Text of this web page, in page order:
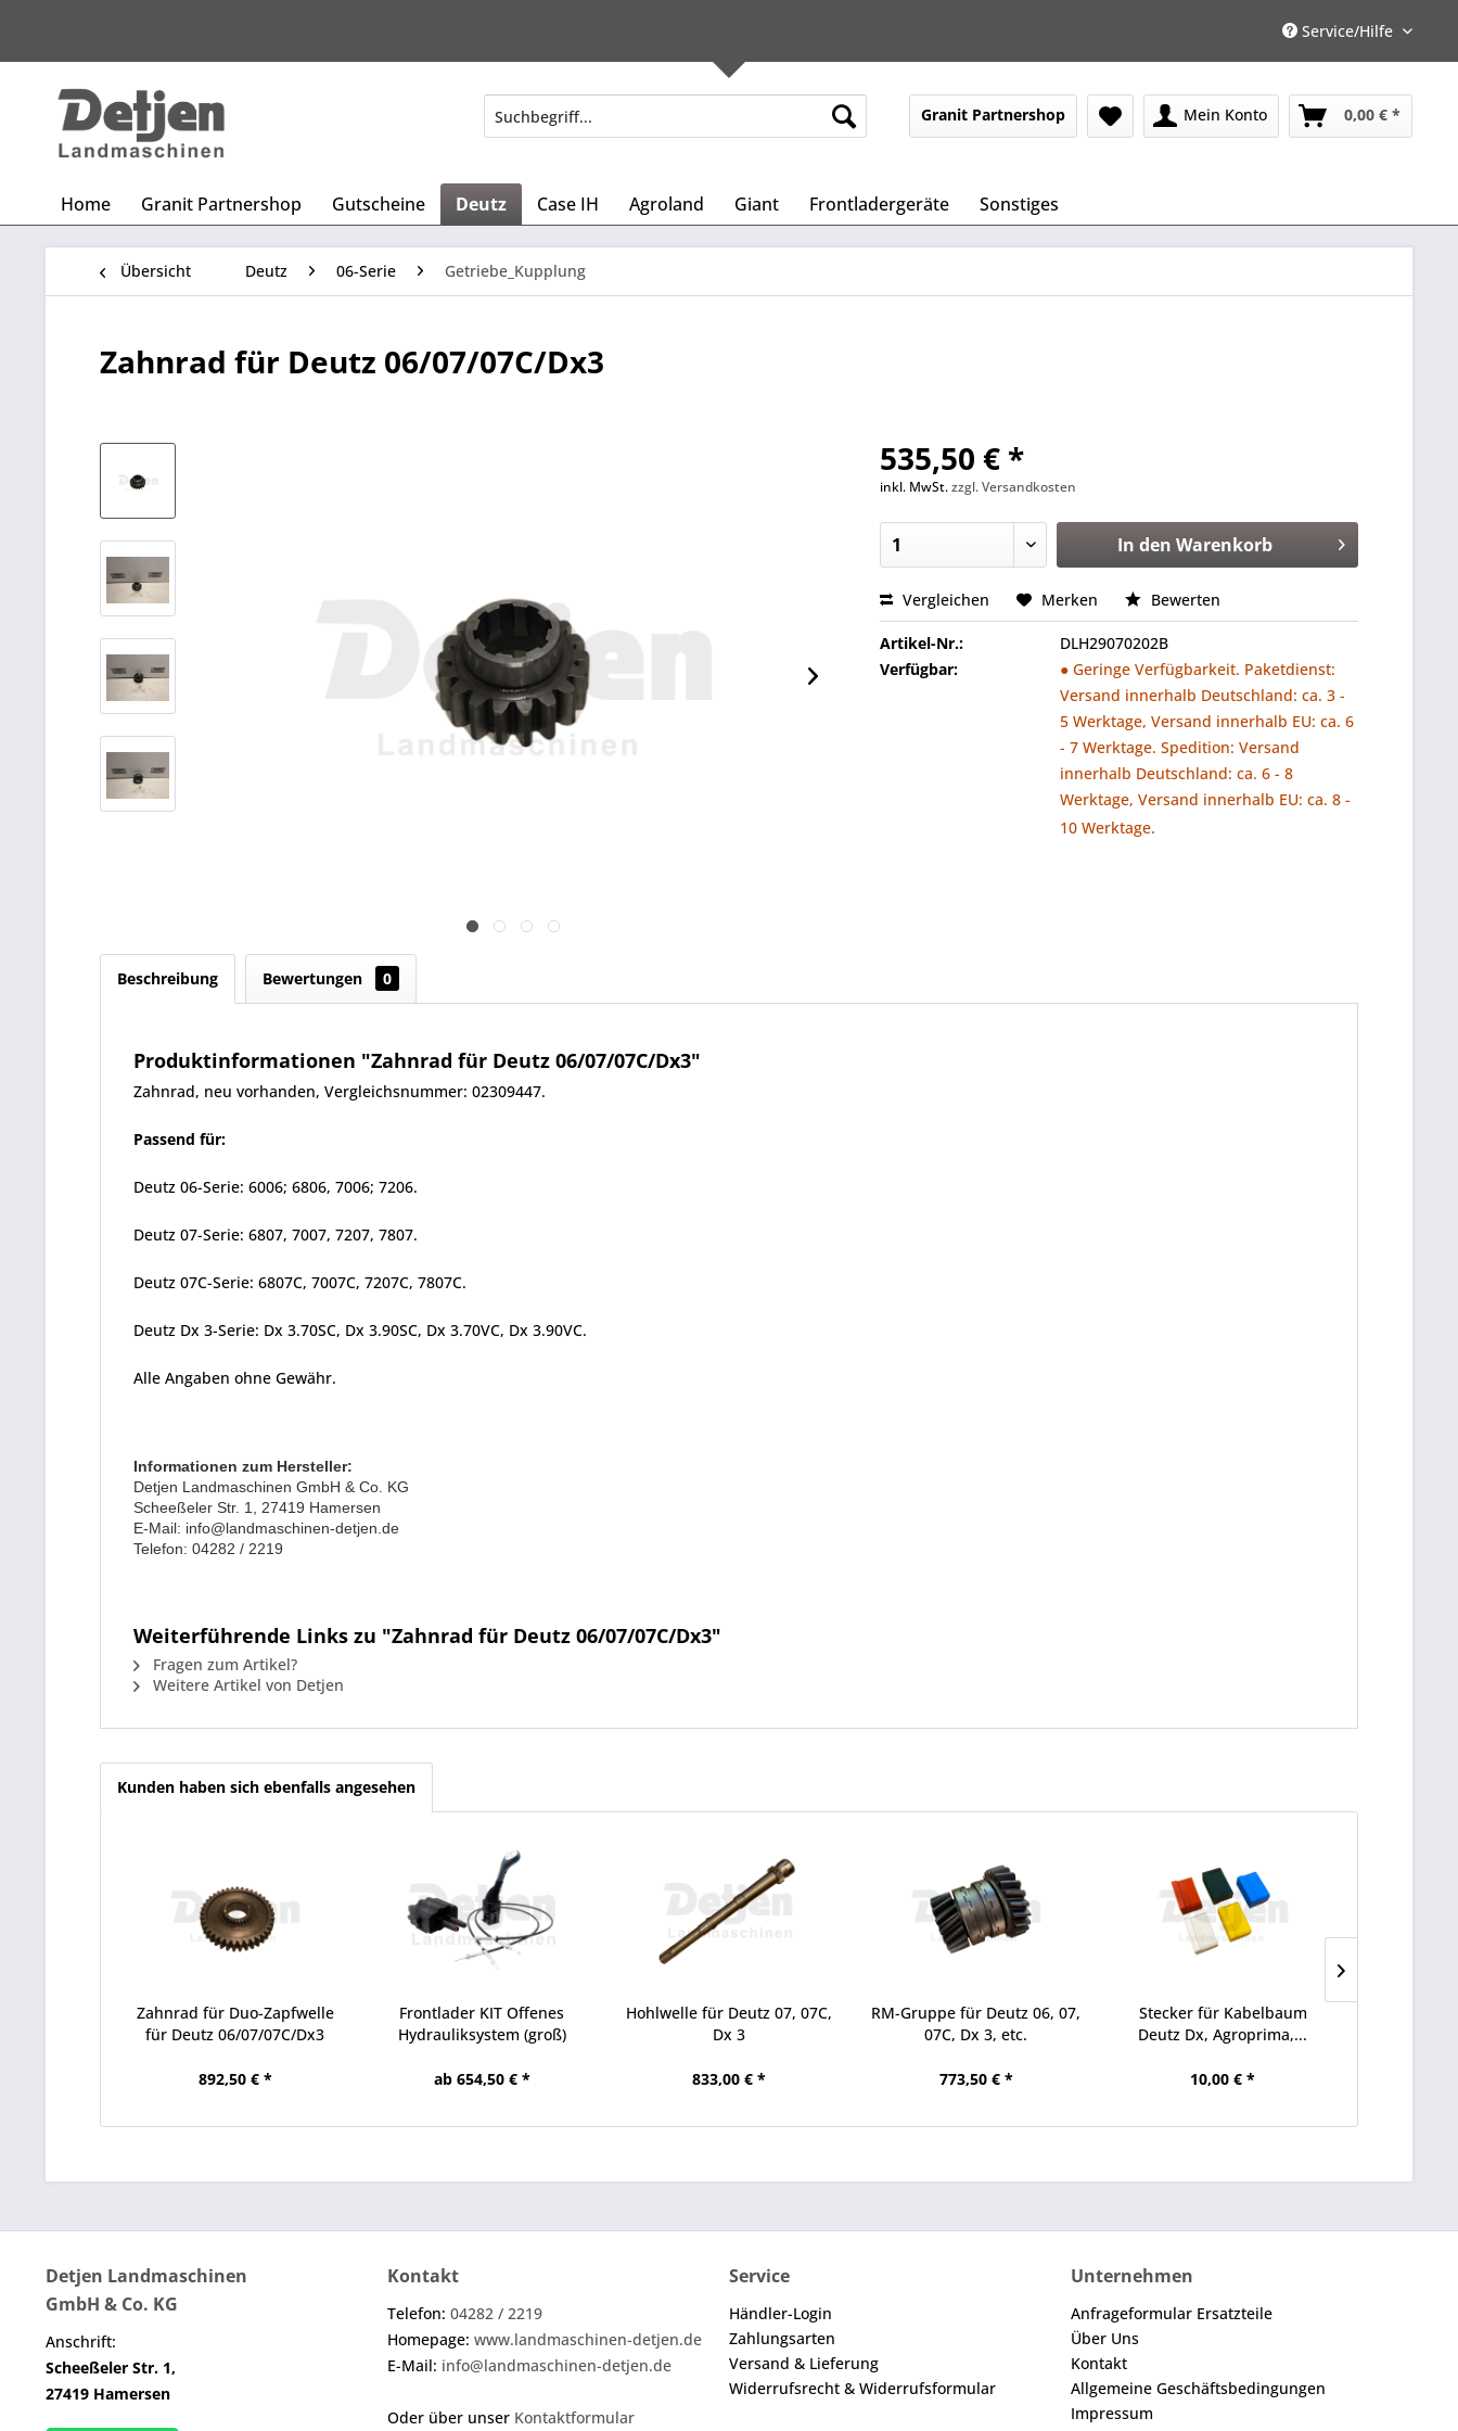
Service/Hilfe
Granit Partnershop Mein Konto 0,00 € *
Home Granit Partnershop Gutscheine Deutz Case IH Agroland Giant Frontladergeräte Sonstiges
Übersicht Deutz 06-Serie Getriebe_Kupplung
Zahnrad für Deutz 06/07/07C/Dx3
535,50 € *
inkl. MwSt.zzgl. Versandkosten
In den Warenkorb
Vergleichen Merken Bewerten
Artikel-Nr.:
DLH29070202B
Verfügbar:
● Geringe Verfügbarkeit. Paketdienst:
Versand innerhalb Deutschland: ca. 3 -
5 Werktage, Versand innerhalb EU: ca. 6
- 7 Werktage. Spedition: Versand
innerhalb Deutschland: ca. 6 - 8
Werktage, Versand innerhalb EU: ca. 8 -
10 Werktage.
Beschreibung Bewertungen 0
Produktinformationen "Zahnrad für Deutz 06/07/07C/Dx3"
Zahnrad, neu vorhanden, Vergleichsnummer: 02309447.
Passend für:
Deutz 06-Serie: 6006; 6806, 7006; 7206.
Deutz 07-Serie: 6807, 7007, 7207, 7807.
Deutz 07C-Serie: 6807C, 7007C, 7207C, 7807C.
Deutz Dx 3-Serie: Dx 3.70SC, Dx 3.90SC, Dx 3.70VC, Dx 3.90VC.
Alle Angaben ohne Gewähr.
Informationen zum Hersteller:
Detjen Landmaschinen GmbH & Co. KG
Scheeßeler Str. 1, 27419 Hamersen
E-Mail: info@landmaschinen-detjen.de
Telefon: 04282 / 2219
Weiterführende Links zu "Zahnrad für Deutz 06/07/07C/Dx3"
Fragen zum Artikel?
Weitere Artikel von Detjen
Kunden haben sich ebenfalls angesehen
Zahnrad für Duo-Zapfwelle
für Deutz 06/07/07C/Dx3
892,50 € *
Frontlader KIT Offenes
Hydrauliksystem (groß)
ab 654,50 € *
Hohlwelle für Deutz 07, 07C,
Dx 3
833,00 € *
RM-Gruppe für Deutz 06, 07,
07C, Dx 3, etc.
773,50 € *
Stecker für Kabelbaum
Deutz Dx, Agroprima,...
10,00 € *
Detjen Landmaschinen
GmbH & Co. KG
Anschrift:
Scheeßeler Str. 1,
27419 Hamersen
Kontakt
Telefon: 04282 / 2219
Homepage: www.landmaschinen-detjen.de
E-Mail: info@landmaschinen-detjen.de
Oder über unser Kontaktformular
Service
Händler-Login
Zahlungsarten
Versand & Lieferung
Widerrufsrecht & Widerrufsformular
Unternehmen
Anfrageformular Ersatzteile
Über Uns
Kontakt
Allgemeine Geschäftsbedingungen
Impressum